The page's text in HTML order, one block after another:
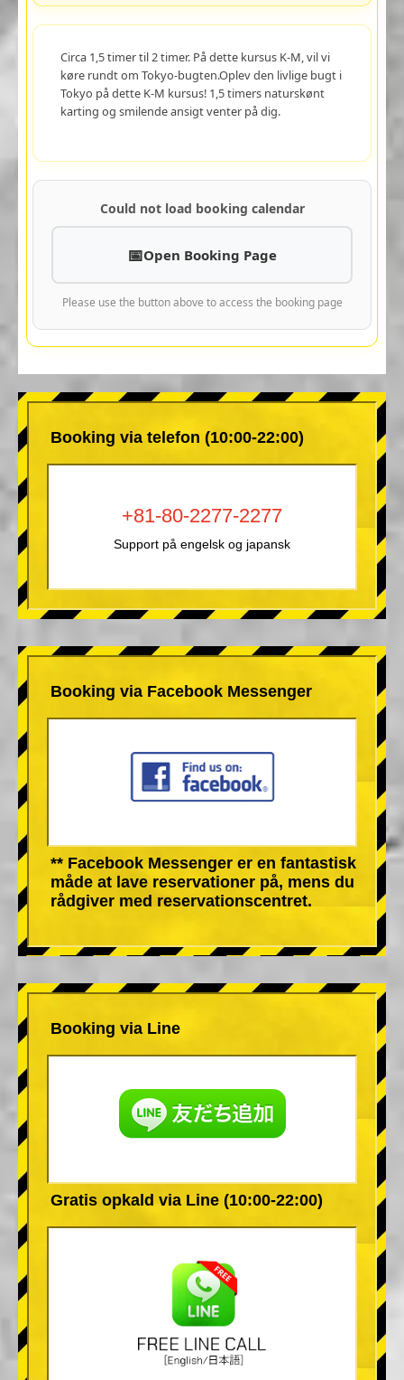
Circa 1,5 timer til 2 timer. På dette kursus K-M, vil vi
køre rundt om Tokyo-bugten.Oplev den livlige bugt i
Tokyo på dette K-M kursus! 1,5 timers naturskønt
karting og smilende ansigt venter på dig.
Could not load booking calendar
Open Booking Page
Please use the button above to access the booking page
Booking via telefon (10:00-22:00)
+81-80-2277-2277
Support på engelsk og japansk
Booking via Facebook Messenger
** Facebook Messenger er en fantastisk
måde at lave reservationer på, mens du
rådgiver med reservationscentret.
Booking via Line
Gratis opkald via Line (10:00-22:00)